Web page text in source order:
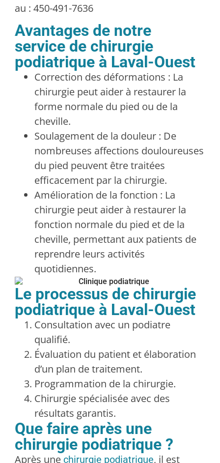
au : 450-491-7636
Avantages de notre
service de chirurgie
podiatrique à Laval-Ouest
Correction des déformations : La
chirurgie peut aider à restaurer la
forme normale du pied ou de la
cheville.
Soulagement de la douleur : De
nombreuses affections douloureuses
du pied peuvent être traitées
efficacement par la chirurgie.
Amélioration de la fonction : La
chirurgie peut aider à restaurer la
fonction normale du pied et de la
cheville, permettant aux patients de
reprendre leurs activités
quotidiennes.
Le processus de chirurgie
podiatrique à Laval-Ouest
Consultation avec un podiatre
qualifié.
Évaluation du patient et élaboration
d’un plan de traitement.
Programmation de la chirurgie.
Chirurgie spécialisée avec des
résultats garantis.
Que faire après une
chirurgie podiatrique ?
Après une chirurgie podiatrique, il est